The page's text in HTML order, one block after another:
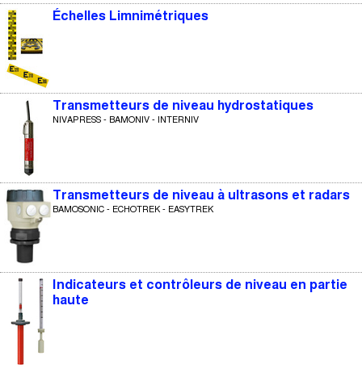
Échelles Limnimétriques
Transmetteurs de niveau hydrostatiques
NIVAPRESS - BAMONIV - INTERNIV
Transmetteurs de niveau à ultrasons et radars
BAMOSONIC - ECHOTREK - EASYTREK
Indicateurs et contrôleurs de niveau en partie
haute